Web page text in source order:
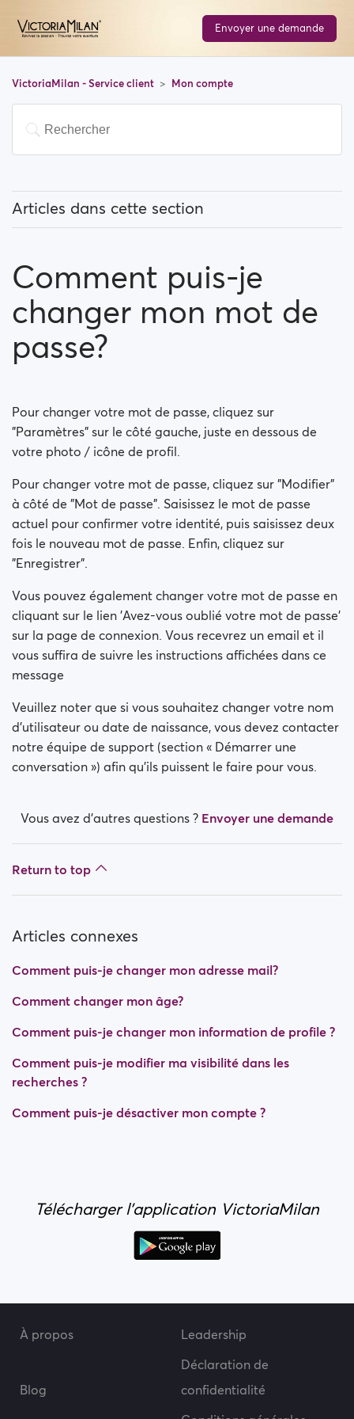
Envoyer une demande
VictoriaMilan - Service client Mon compte
Articles dans cette section
Comment puis-je changer mon mot de passe?
Comment puis-je changer mon information de profile
Comment puis-je désactiver mon compte ?
Comment puis-je modifier ma visibilité dans les
recherches ?
Comment puis-je modifier ma visibilité en ligne ?
Comment changer mon âge?
Comment puis-je
changer mon mot de
passe?
Pour changer votre mot de passe, cliquez sur
"Paramètres" sur le côté gauche, juste en dessous de
votre photo / icône de profil.
Pour changer votre mot de passe, cliquez sur "Modifier"
à côté de "Mot de passe". Saisissez le mot de passe
actuel pour confirmer votre identité, puis saisissez deux
fois le nouveau mot de passe. Enfin, cliquez sur
"Enregistrer".
Vous pouvez également changer votre mot de passe en
cliquant sur le lien 'Avez-vous oublié votre mot de passe'
sur la page de connexion. Vous recevrez un email et il
vous suffira de suivre les instructions affichées dans ce
message
Veuillez noter que si vous souhaitez changer votre nom
d'utilisateur ou date de naissance, vous devez contacter
notre équipe de support (section « Démarrer une
conversation ») afin qu'ils puissent le faire pour vous.
Vous avez d’autres questions ? Envoyer une demande
Return to top
Articles connexes
Comment puis-je changer mon adresse mail?
Comment changer mon âge?
Comment puis-je changer mon information de profile ?
Comment puis-je modifier ma visibilité dans les
recherches ?
Comment puis-je désactiver mon compte ?
Télécharger l'application VictoriaMilan
À propos Leadership
Blog
Déclaration de
confidentialité